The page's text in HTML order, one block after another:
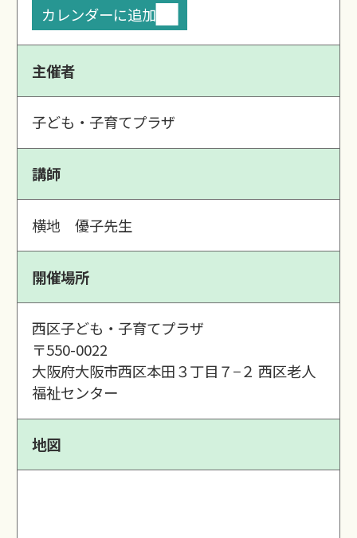
カレンダーに追加
主催者
子ども・子育てプラザ
講師
横地 優子先生
開催場所
西区子ども・子育てプラザ
〒550-0022
大阪府大阪市西区本田３丁目７−２ 西区老人
福祉センター
地図